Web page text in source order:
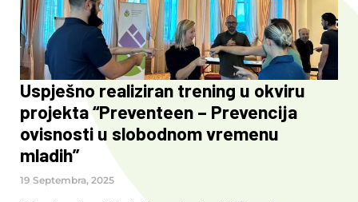
Uspješno realiziran trening u okviru
projekta “Preventeen – Prevencija
ovisnosti u slobodnom vremenu
mladih”
19 Septembra, 2025